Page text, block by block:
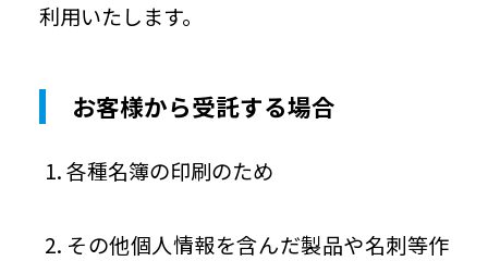
利用いたします。
お客様から受託する場合
各種名簿の印刷のため
その他個人情報を含んだ製品や名刺等作